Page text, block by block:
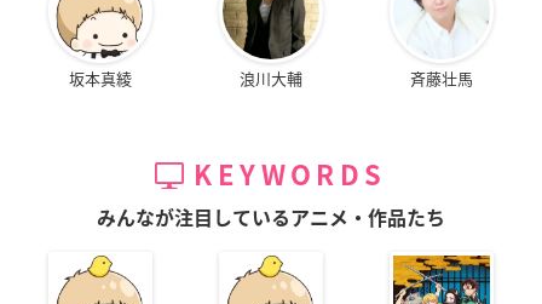
坂本真綾 浪川大輔 斉藤壮馬
KEYWORDS
みんなが注目しているアニメ・作品たち